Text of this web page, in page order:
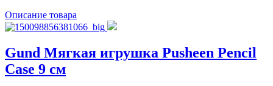
Описание товара
Gund Мягкая игрушка Pusheen Pencil
Case 9 см